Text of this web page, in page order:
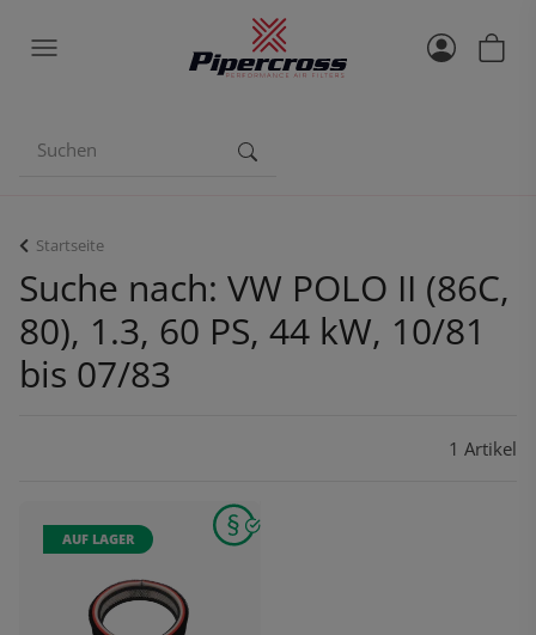
Startseite
Suche nach: VW POLO II (86C,
80), 1.3, 60 PS, 44 kW, 10/81
bis 07/83
1 Artikel
AUF LAGER